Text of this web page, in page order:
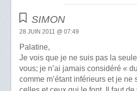
SIMON
28 JUIN 2011 @ 07:49
Palatine,
Je vois que je ne suis pas la
vous; je n’ai jamais considéré «
comme m’étant inférieurs et je ne